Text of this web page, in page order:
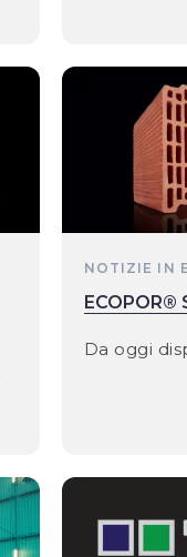
NOTIZIE IN
ECOPOR®
Da oggi